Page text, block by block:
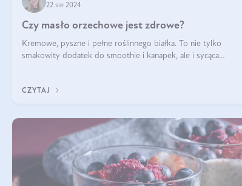
22 sie 2024
Czy masło orzechowe jest zdrowe?
Kremowe, pyszne i pełne roślinnego białka. To nie tylko
smakowity dodatek do smoothie i kanapek, ale i sycąca
CZYTAJ